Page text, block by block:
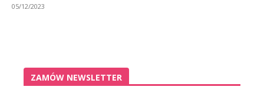
05/12/2023
ZAMÓW NEWSLETTER